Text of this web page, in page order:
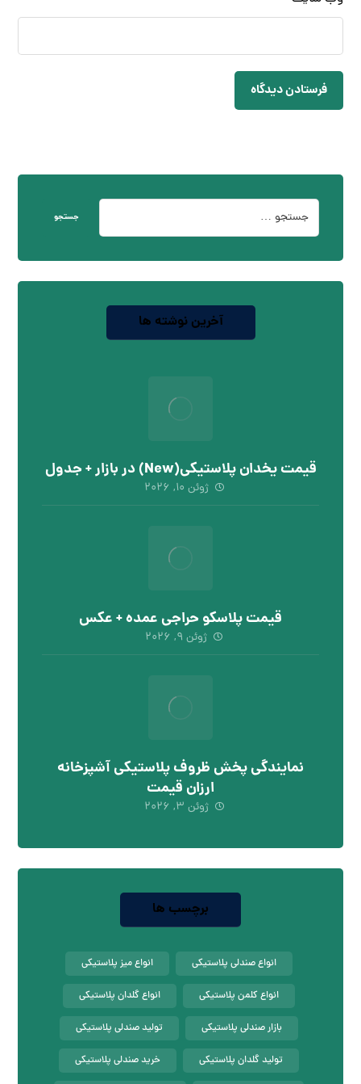
فرستادن دیدگاه
جستجو
آخرین نوشته ها
قیمت یخدان پلاستیکی(New) در بازار + جدول
ژوئن ۱۰, ۲۰۲۶
قیمت پلاسکو حراجی عمده + عکس
ژوئن ۹, ۲۰۲۶
نمایندگی پخش ظروف پلاستیکی آشپزخانه
ارزان قیمت
ژوئن ۳, ۲۰۲۶
برچسب ها
انواع صندلی پلاستیکی انواع میز پلاستیکی
انواع کلمن پلاستیکی انواع گلدان پلاستیکی
بازار صندلی پلاستیکی تولید صندلی پلاستیکی
تولید گلدان پلاستیکی خرید صندلی پلاستیکی